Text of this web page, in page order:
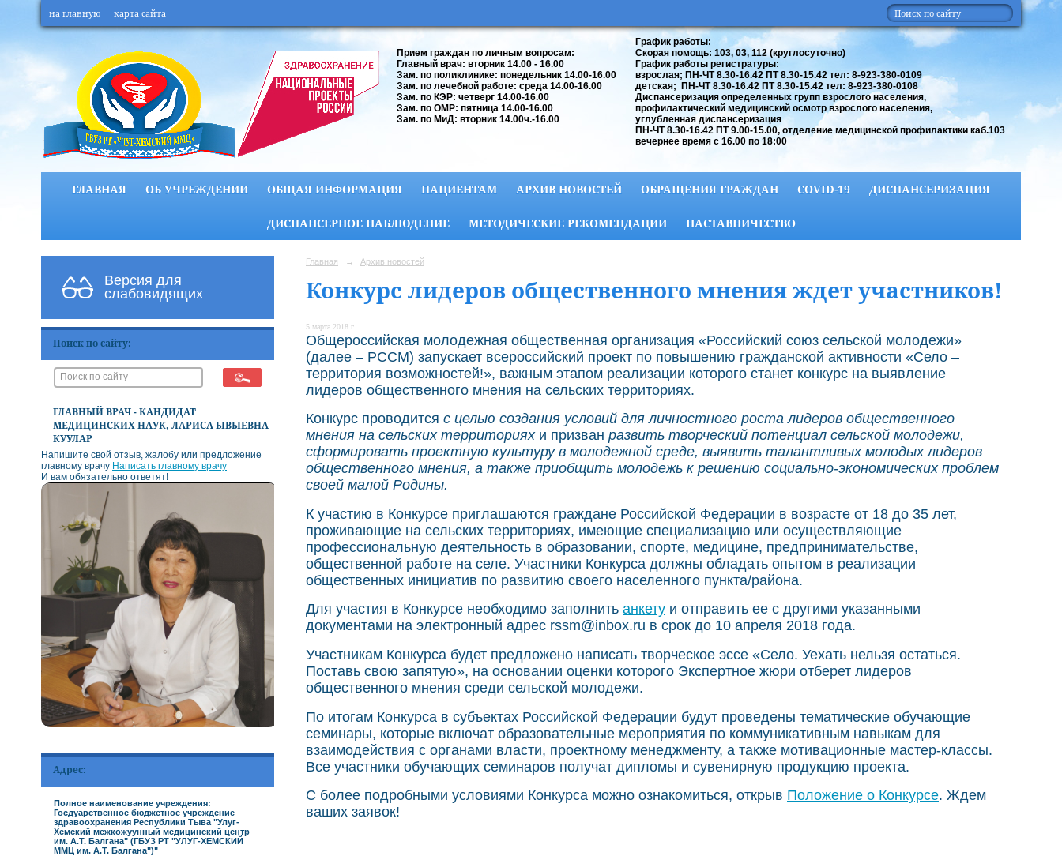
на главную карта сайта
Прием граждан по личным вопросам:
Главный врач: вторник 14.00 - 16.00
Зам. по поликлинике: понедельник 14.00-16.00
Зам. по лечебной работе: среда 14.00-16.00
Зам. по КЭР: четверг 14.00-16.00
Зам. по ОМР: пятница 14.00-16.00
Зам. по МиД: вторник 14.00ч.-16.00
График работы:
Скорая помощь: 103, 03, 112 (круглосуточно)
График работы регистратуры:
взрослая; ПН-ЧТ 8.30-16.42 ПТ 8.30-15.42 тел: 8-923-380-0109
детская; ПН-ЧТ 8.30-16.42 ПТ 8.30-15.42 тел: 8-923-380-0108
Диспансеризация определенных групп взрослого населения,
профилактический медицинский осмотр взрослого населения,
углубленная диспансеризация
ПН-ЧТ 8.30-16.42 ПТ 9.00-15.00, отделение медицинской профилактики каб.103
вечернее время с 16.00 по 18:00
ГЛАВНАЯ ОБ УЧРЕЖДЕНИИ ОБЩАЯ ИНФОРМАЦИЯ ПАЦИЕНТАМ АРХИВ НОВОСТЕЙ ОБРАЩЕНИЯ ГРАЖДАН COVID-19 ДИСПАНСЕРИЗАЦИЯ
ДИСПАНСЕРНОЕ НАБЛЮДЕНИЕ МЕТОДИЧЕСКИЕ РЕКОМЕНДАЦИИ НАСТАВНИЧЕСТВО
Версия для
слабовидящих
Поиск по сайту:
ГЛАВНЫЙ ВРАЧ - КАНДИДАТ
МЕДИЦИНСКИХ НАУК, ЛАРИСА ЫВЫЕВНА
КУУЛАР
Напишите свой отзыв, жалобу или предложение
главному врачу Написать главному врачу
И вам обязательно ответят!
Адрес:
Полное наименование учреждения:
Госдуарственное бюджетное учреждение
здравоохранения Республики Тыва "Улуг-
Хемский межкожуунный медицинский центр
им. А.Т. Балгана" (ГБУЗ РТ "УЛУГ-ХЕМСКИЙ
ММЦ им. А.Т. Балгана")"
Главная → Архив новостей
Конкурс лидеров общественного мнения ждет участников!
5 марта 2018 г.
Общероссийская молодежная общественная организация «Российский союз сельской молодежи»
(далее – РССМ) запускает всероссийский проект по повышению гражданской активности «Село –
территория возможностей!», важным этапом реализации которого станет конкурс на выявление
лидеров общественного мнения на сельских территориях.
Конкурс проводится с целью создания условий для личностного роста лидеров общественного
мнения на сельских территорияхи призван развить творческий потенциал сельской молодежи,
сформировать проектную культуру в молодежной среде, выявить талантливых молодых лидеров
общественного мнения, а также приобщить молодежь к решению социально-экономических проблем
своей малой Родины.
К участию в Конкурсе приглашаются граждане Российской Федерации в возрасте от 18 до 35 лет,
проживающие на сельских территориях, имеющие специализацию или осуществляющие
профессиональную деятельность в образовании, спорте, медицине, предпринимательстве,
общественной работе на селе. Участники Конкурса должны обладать опытом в реализации
общественных инициатив по развитию своего населенного пункта/района.
Для участия в Конкурсе необходимо заполнить анкету и отправить ее с другими указанными
документами на электронный адрес rssm@inbox.ru в срок до 10 апреля 2018 года.
Участникам Конкурса будет предложено написать творческое эссе «Село. Уехать нельзя остаться.
Поставь свою запятую», на основании оценки которого Экспертное жюри отберет лидеров
общественного мнения среди сельской молодежи.
По итогам Конкурса в субъектах Российской Федерации будут проведены тематические обучающие
семинары, которые включат образовательные мероприятия по коммуникативным навыкам для
взаимодействия с органами власти, проектному менеджменту, а также мотивационные мастер-классы.
Все участники обучающих семинаров получат дипломы и сувенирную продукцию проекта.
С более подробными условиями Конкурса можно ознакомиться, открыв Положение о Конкурсе. Ждем
ваших заявок!